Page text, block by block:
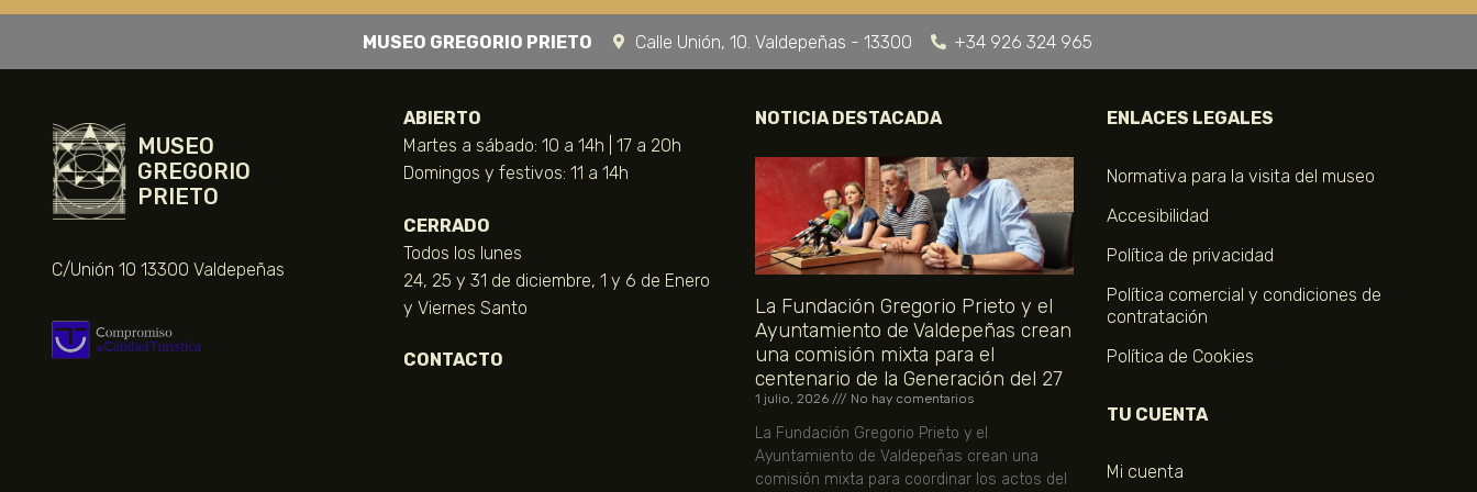
MUSEO GREGORIO PRIETO Calle Unión, 10. Valdepeñas - 13300 +34 926 324 965
MUSEO
GREGORIO
PRIETO
C/Unión 10 13300 Valdepeñas
ABIERTO
Martes a sábado: 10 a 14h | 17 a 20h
Domingos y festivos: 11 a 14h
CERRADO
Todos los lunes
24, 25 y 31 de diciembre, 1 y 6 de Enero
y Viernes Santo
CONTACTO
NOTICIA DESTACADA
La Fundación Gregorio Prieto y el
Ayuntamiento de Valdepeñas crean
una comisión mixta para el
centenario de la Generación del 27
1 julio, 2026 No hay comentarios
La Fundación Gregorio Prieto y el
Ayuntamiento de Valdepeñas crean una
comisión mixta para coordinar los actos del
ENLACES LEGALES
Normativa para la visita del museo
Accesibilidad
Política de privacidad
Política comercial y condiciones de
contratación
Política de Cookies
TU CUENTA
Mi cuenta